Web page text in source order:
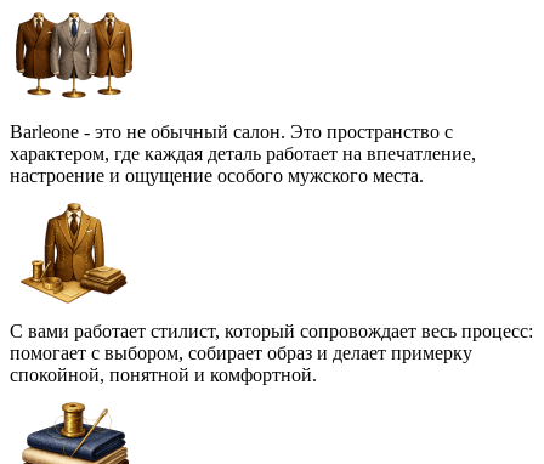
Barleone - это не обычный салон. Это пространство с
характером, где каждая деталь работает на впечатление,
настроение и ощущение особого мужского места.
С вами работает стилист, который сопровождает весь процесс:
помогает с выбором, собирает образ и делает примерку
спокойной, понятной и комфортной.